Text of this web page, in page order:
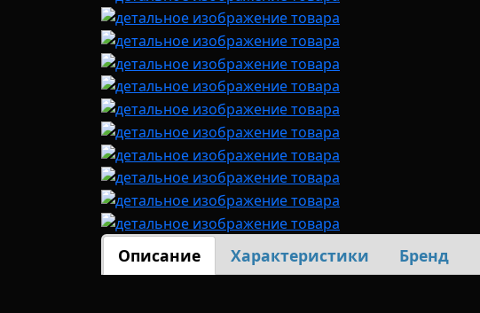
Описание Характеристики Бренд